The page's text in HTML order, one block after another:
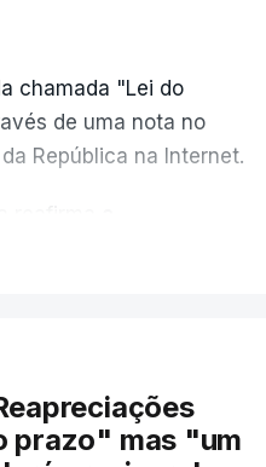
chamada "Lei do
de uma nota no
República na Internet.
os Estados europeus
prazo" mas "um